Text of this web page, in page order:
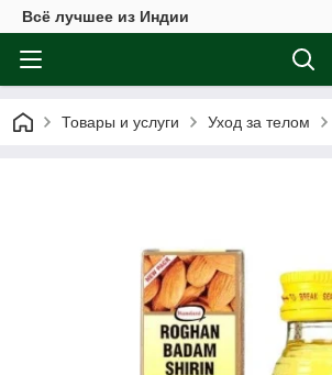
Всё лучшее из Индии
Товары и услуги Уход за телом